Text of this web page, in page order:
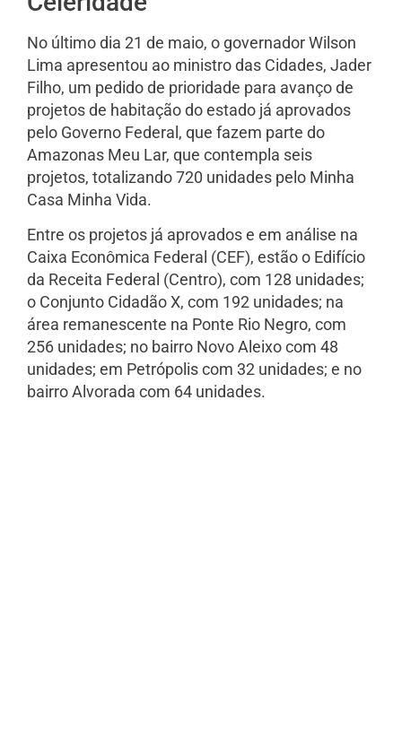
No último dia 21 de maio, o governador Wilson
Lima apresentou ao ministro das Cidades, Jader
Filho, um pedido de prioridade para avanço de
projetos de habitação do estado já aprovados
pelo Governo Federal, que fazem parte do
Amazonas Meu Lar, que contempla seis
projetos, totalizando 720 unidades pelo Minha
Casa Minha Vida.
Entre os projetos já aprovados e em análise na
Caixa Econômica Federal (CEF), estão o Edifício
da Receita Federal (Centro), com 128 unidades;
o Conjunto Cidadão X, com 192 unidades; na
área remanescente na Ponte Rio Negro, com
256 unidades; no bairro Novo Aleixo com 48
unidades; em Petrópolis com 32 unidades; e no
bairro Alvorada com 64 unidades.